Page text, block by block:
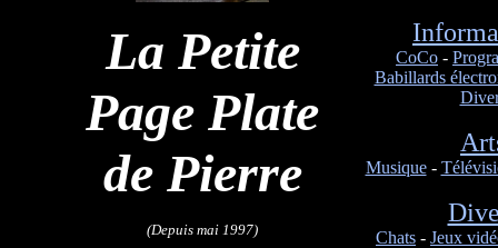
La Petite
Page Plate
de Pierre
(Depuis mai 1997)
CoCo -
Babillards
Musique-
Chats - Jeux